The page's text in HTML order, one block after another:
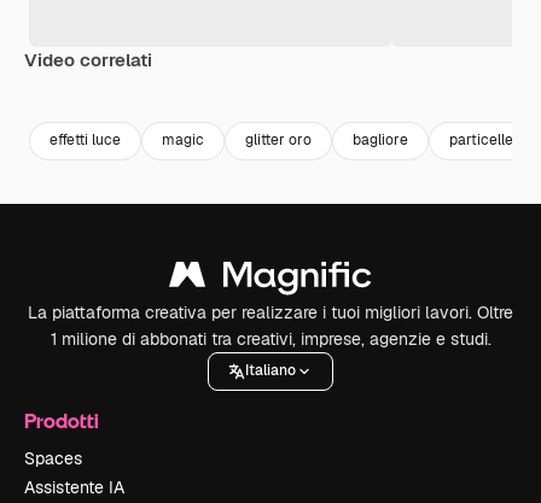
Video correlati
effetti luce magic glitter oro bagliore particelle
La piattaforma creativa per realizzare i tuoi migliori lavori. Oltre
1 milione di abbonati tra creativi, imprese, agenzie e studi.
Italiano
Prodotti
Spaces
Assistente IA